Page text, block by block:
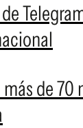
de 70